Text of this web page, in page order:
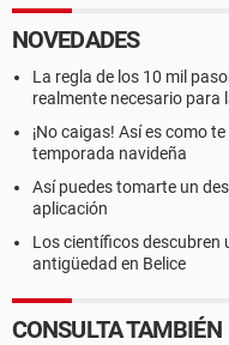
NOVEDADES
La regla de los 10 mil
realmente necesario para
¡No caigas! Así es como
temporada navideña
Así puedes tomarte un
aplicación
Los científicos descubren
antigüedad en Belice
CONSULTA TAMBIÉN